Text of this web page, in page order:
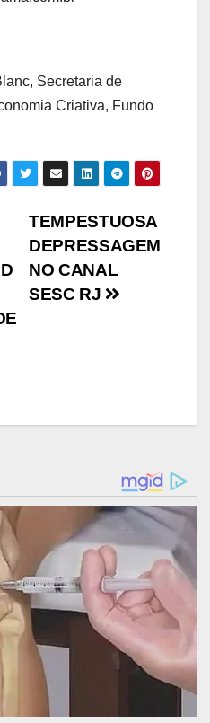
Secretaria de
Criativa, Fundo
TEMPESTUOSA
DEPRESSAGEM
NO CANAL
SESC RJ